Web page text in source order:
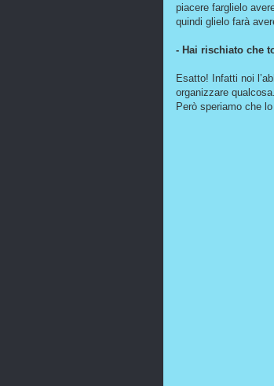
piacere farglielo
quindi glielo farà
- Hai rischiato che
Esatto! Infatti noi
organizzare
Però speriamo che